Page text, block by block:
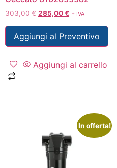
303,00€ 285,00€ + IVA
Aggiungi al Preventivo
Aggiungi al carrello
In offerta!